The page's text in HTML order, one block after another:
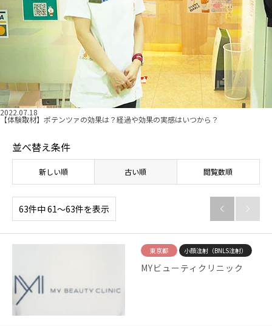
2022.07.18
【体験取材】ポテンツァの効果は？経過や効果の実感はいつから？
並べ替え条件
新しい順 古い順 閲覧数順
63件中 61〜63件を表示  
東京都 小顔注射（BNLS注射）
MYビューティクリニック